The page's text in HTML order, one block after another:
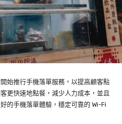
始推行手機落單服務，以提高顧客點
更快速地點餐，減少人力成本，並且
的手機落單體驗，穩定可靠的 Wi-Fi